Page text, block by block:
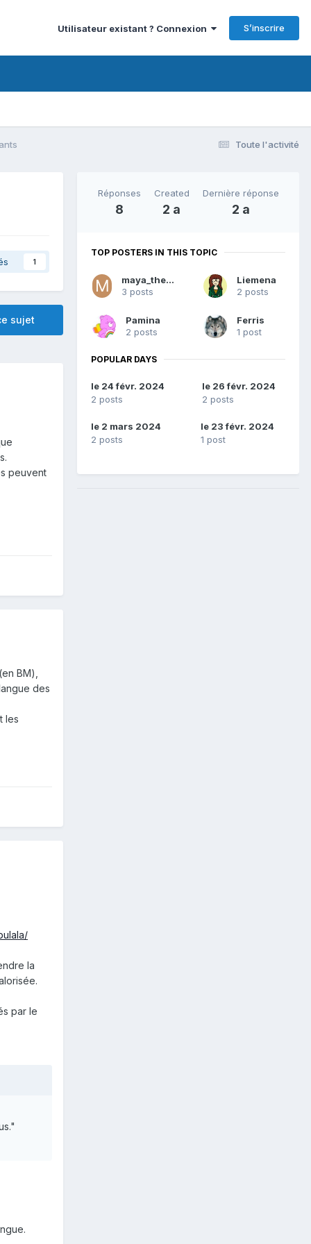
Utilisateur existant ? Connexion S’inscrire
Toute l'activité
1
sujet
peuvent
BM),
des
les
la
par le
Réponses
8
Created
2 a
Dernière réponse
2 a
TOP POSTERS IN THIS TOPIC
maya_the-bee
3 posts
Liemena
2 posts
Pamina
2 posts
Ferris
1 post
POPULAR DAYS
le 24 févr. 2024
2 posts
le 26 févr. 2024
2 posts
le 2 mars 2024
2 posts
le 23 févr. 2024
1 post